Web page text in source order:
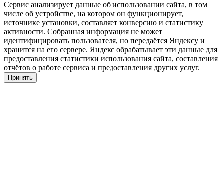
Сервис анализирует данные об использовании сайта, в том
числе об устройстве, на котором он функционирует,
источнике установки, составляет конверсию и статистику
активности. Собранная информация не может
идентифицировать пользователя, но передаётся Яндексу и
хранится на его сервере. Яндекс обрабатывает эти данные для
предоставления статистики использования сайта, составления
отчётов о работе сервиса и предоставления других услуг.
Принять